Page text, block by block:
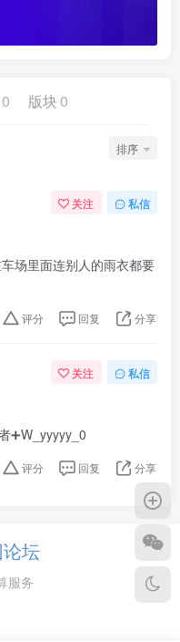
0 版块 0
排序
关注 私信
场里面连别人的雨衣都要
评分 回复 分享
关注 私信
➕W_yyyyy_0
评分 回复 分享
坛
服务